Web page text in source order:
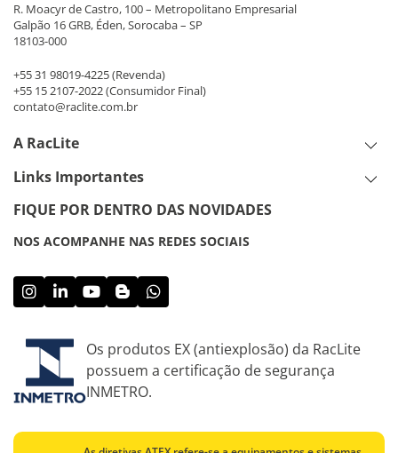
R. Moacyr de Castro, 100 – Metropolitano Empresarial
Galpão 16 GRB, Éden, Sorocaba – SP
18103-000
+55 31 98019-4225(Revenda)
+55 15 2107-2022(Consumidor Final)
contato@raclite.com.br
A RacLite
Links Importantes
FIQUE POR DENTRO DAS NOVIDADES
NOS ACOMPANHE NAS REDES SOCIAIS
Os produtos EX (antiexplosão) da RacLite
possuem a certificação de segurança
INMETRO.